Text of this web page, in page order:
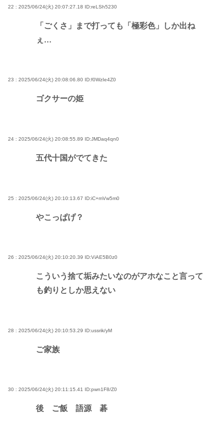
22 : 2025/06/24(火) 20:07:27.18 ID:reLSh5230
「ごくさ」まで打っても「極彩色」しか出ね
ぇ…
23 : 2025/06/24(火) 20:08:06.80 ID:f0WzIe4Z0
ゴクサーの姫
24 : 2025/06/24(火) 20:08:55.89 ID:JMDaq4qn0
五代十国がでてきた
25 : 2025/06/24(火) 20:10:13.67 ID:iC+mVw5m0
やこっぱげ？
26 : 2025/06/24(火) 20:10:20.39 ID:ViAE5B0z0
こういう捨て垢みたいなのがアホなこと言って
も釣りとしか思えない
28 : 2025/06/24(火) 20:10:53.29 ID:ussrik/yM
ご家族
30 : 2025/06/24(火) 20:11:15.41 ID:pwn1F8/Z0
後 ご飯 語源 碁